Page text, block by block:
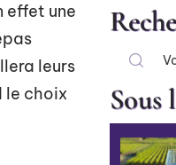
effet une
leurs
le choix
Sous